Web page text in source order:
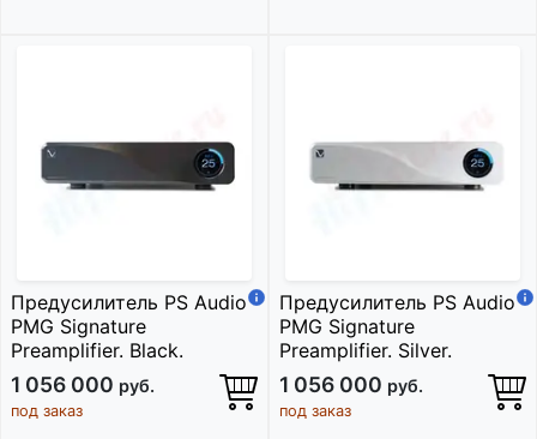
Предусилитель PS Audio
PMG Signature
Preamplifier. Black.
1 056 000 руб.
под заказ
Предусилитель PS Audio
PMG Signature
Preamplifier. Silver.
1 056 000 руб.
под заказ